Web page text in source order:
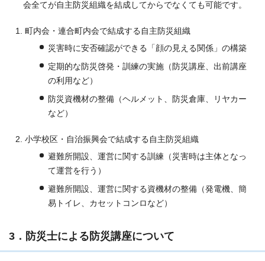
会全てが自主防災組織を結成してからでなくても可能です。
町内会・連合町内会で結成する自主防災組織
災害時に安否確認ができる「顔の見える関係」の構築
定期的な防災啓発・訓練の実施（防災講座、出前講座
の利用など）
防災資機材の整備（ヘルメット、防災倉庫、リヤカー
など）
小学校区・自治振興会で結成する自主防災組織
避難所開設、運営に関する訓練（災害時は主体となっ
て運営を行う）
避難所開設、運営に関する資機材の整備（発電機、簡
易トイレ、カセットコンロなど）
3．防災士による防災講座について